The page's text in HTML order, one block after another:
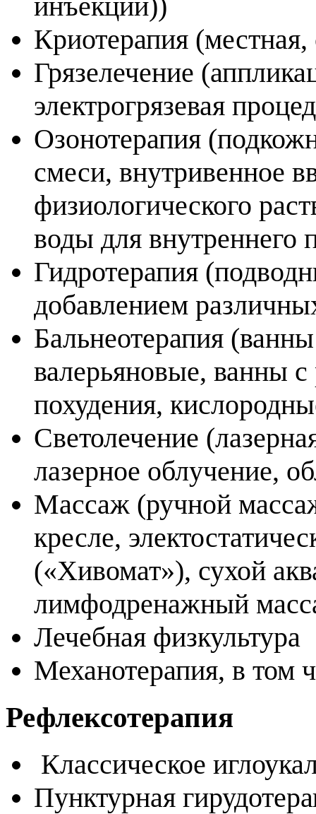
Криотерапия
Грязелечение
электрогрязевая
Озонотерапия
смеси, внутривенное
физиологического
воды для внутреннего
Гидротерапия
добавлением
Бальнеотерапия
валерьяновые, ванны
похудения,
Светолечение
лазерное облучение,
Массаж (ручной
кресле,
(«Хивомат»), сухой
лимфодренажный
Лечебная физкультура
Механотерапия, в том
Рефлексотерапия
Классическое
Пунктурная